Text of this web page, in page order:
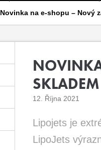
Novinka na e-shopu – Nový
SKLADEM
12. Října 2021
Lipojets je
LipoJets